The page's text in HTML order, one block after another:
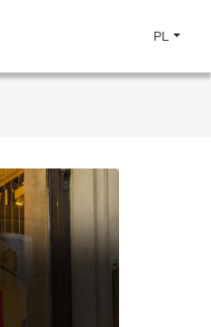
PL